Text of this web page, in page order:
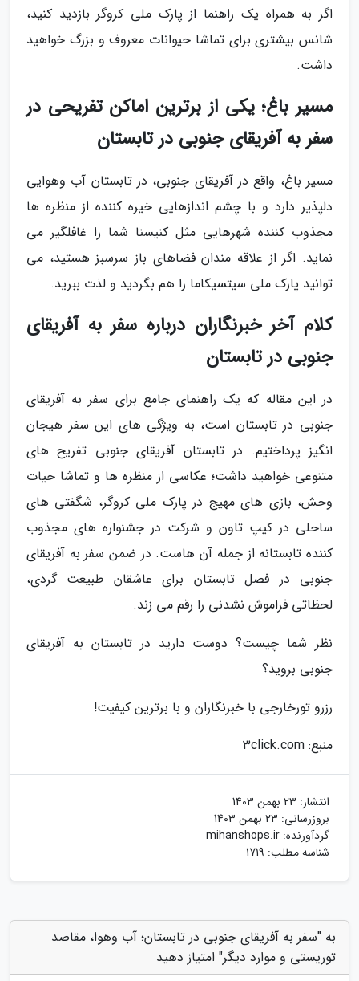
اگر به همراه یک راهنما از پارک ملی کروگر بازدید کنید،
شانس بیشتری برای تماشا حیوانات معروف و بزرگ خواهید
داشت.
مسیر باغ؛ یکی از برترین اماکن تفریحی در
سفر به آفریقای جنوبی در تابستان
مسیر باغ، واقع در آفریقای جنوبی، در تابستان آب وهوایی
دلپذیر دارد و با چشم اندازهایی خیره کننده از منظره ها
مجذوب کننده شهرهایی مثل کنیسنا شما را غافلگیر می
نماید. اگر از علاقه مندان فضاهای باز سرسبز هستید، می
توانید پارک ملی سیتسیکاما را هم بگردید و لذت ببرید.
کلام آخر خبرنگاران درباره سفر به آفریقای
جنوبی در تابستان
در این مقاله که یک راهنمای جامع برای سفر به آفریقای
جنوبی در تابستان است، به ویژگی های این سفر هیجان
انگیز پرداختیم. در تابستان آفریقای جنوبی تفریح های
متنوعی خواهید داشت؛ عکاسی از منظره ها و تماشا حیات
وحش، بازی های مهیج در پارک ملی کروگر، شگفتی های
ساحلی در کیپ تاون و شرکت در جشنواره های مجذوب
کننده تابستانه از جمله آن هاست. در ضمن سفر به آفریقای
جنوبی در فصل تابستان برای عاشقان طبیعت گردی،
لحظاتی فراموش نشدنی را رقم می زند.
نظر شما چیست؟ دوست دارید در تابستان به آفریقای
جنوبی بروید؟
رزرو تورخارجی با خبرنگاران و با برترین کیفیت!
منبع: 3click.com
انتشار: 23 بهمن 1403
بروزرسانی: 23 بهمن 1403
گردآورنده: mihanshops.ir
شناسه مطلب: 1719
به "سفر به آفریقای جنوبی در تابستان؛ آب وهوا، مقاصد
توریستی و موارد دیگر" امتیاز دهید